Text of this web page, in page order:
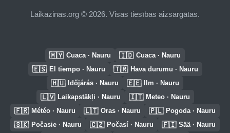
Laikazinas.org © 2026. Visas tiesības aizsargātas.
🇲🇾 Cuaca · Nauru 🇮🇩 Cuaca · Nauru
🇪🇸 El tiempo · Nauru 🇹🇷 Hava durumu · Nauru
🇭🇺 Időjárás · Nauru 🇪🇪 Ilm · Nauru
🇱🇻 Laikapstākļi · Nauru 🇮🇹 Meteo · Nauru
🇫🇷 Météo · Nauru 🇱🇹 Oras · Nauru 🇵🇱 Pogoda · Nauru
🇸🇰 Počasie · Nauru 🇨🇿 Počasí · Nauru 🇫🇮 Sää · Nauru